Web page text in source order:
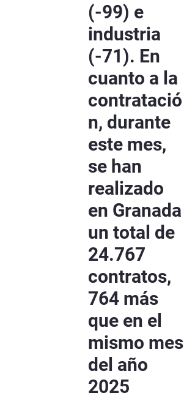
(-99) e
industria
(-71). En
cuanto a la
contratació
n, durante
este mes,
se han
realizado
en Granada
un total de
24.767
contratos,
764 más
que en el
mismo mes
del año
2025